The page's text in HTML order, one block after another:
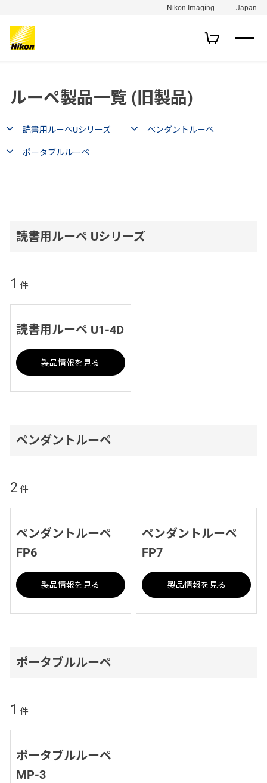
Nikon Imaging ｜ Japan
ルーペ製品一覧 (旧製品)
読書用ルーペUシリーズ ペンダントルーペ
ポータブルルーペ
読書用ルーペ Uシリーズ
1 件
読書用ルーペ U1-4D
製品情報を見る
ペンダントルーペ
2 件
ペンダントルーペ
FP6
製品情報を見る
ペンダントルーペ
FP7
製品情報を見る
ポータブルルーペ
1 件
ポータブルルーペ
MP-3